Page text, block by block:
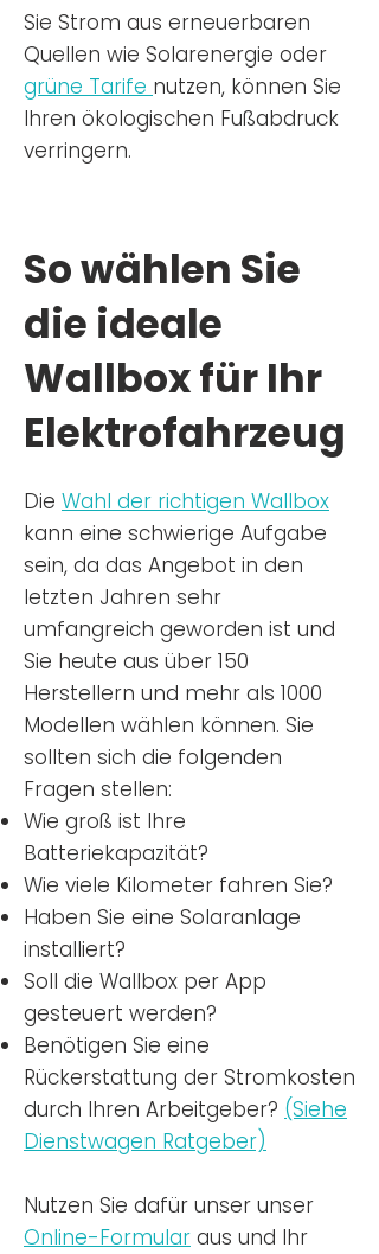
Sie Strom aus erneuerbaren
Quellen wie Solarenergie oder
grüne Tarife nutzen, können Sie
Ihren ökologischen Fußabdruck
verringern.
So wählen Sie
die ideale
Wallbox für Ihr
Elektrofahrzeug
Die Wahl der richtigen Wallbox
kann eine schwierige Aufgabe
sein, da das Angebot in den
letzten Jahren sehr
umfangreich geworden ist und
Sie heute aus über 150
Herstellern und mehr als 1000
Modellen wählen können. Sie
sollten sich die folgenden
Fragen stellen:
Wie groß ist Ihre
Batteriekapazität?
Wie viele Kilometer fahren Sie?
Haben Sie eine Solaranlage
installiert?
Soll die Wallbox per App
gesteuert werden?
Benötigen Sie eine
Rückerstattung der Stromkosten
durch Ihren Arbeitgeber? (Siehe
Dienstwagen Ratgeber)
Nutzen Sie dafür unser unser
Online-Formular aus und Ihr